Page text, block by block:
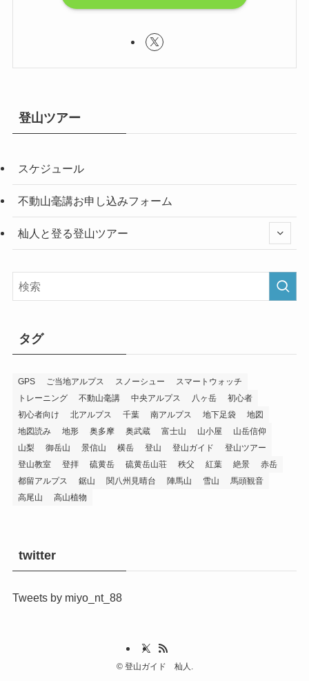
登山ツアー
スケジュール
不動山毫講お申し込みフォーム
杣人と登る登山ツアー
タグ
GPS ご当地アルプス スノーシュー
スマートウォッチ
トレーニング
不動山毫講 中央アルプス 八ヶ岳
初心者
初心者向け
北アルプス 千葉 南アルプス 地下足袋
地図
地図読み
地形 奥多摩 奥武蔵 富士山 山小屋
山岳信仰
山梨
御岳山 景信山 横岳 登山 登山ガイド
登山ツアー
登山教室
登拝 硫黄岳 硫黄岳山荘 秩父 紅葉 絶景
赤岳
都留アルプス
鋸山 関八州見晴台 陣馬山 雪山
馬頭観音
高尾山
高山植物
twitter
Tweets by miyo_nt_88
©登山ガイド 杣人.